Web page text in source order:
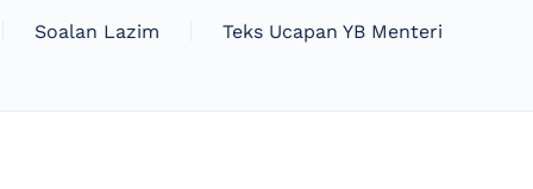
Soalan Lazim Teks Ucapan YB Menteri